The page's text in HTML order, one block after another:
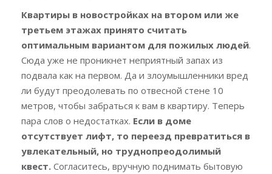
Квартиры в новостройках на втором или же
третьем этажах принято считать
оптимальным вариантом для пожилых людей.
Сюда уже не проникнет неприятный запах из
подвала как на первом. Да и злоумышленники вред
ли будут преодолевать по отвесной стене 10
метров, чтобы забраться к вам в квартиру. Теперь
пара слов о недостатках. Если в доме
отсутствует лифт, то переезд превратиться в
увлекательный, но труднопреодолимый
квест. Согласитесь, вручную поднимать бытовую